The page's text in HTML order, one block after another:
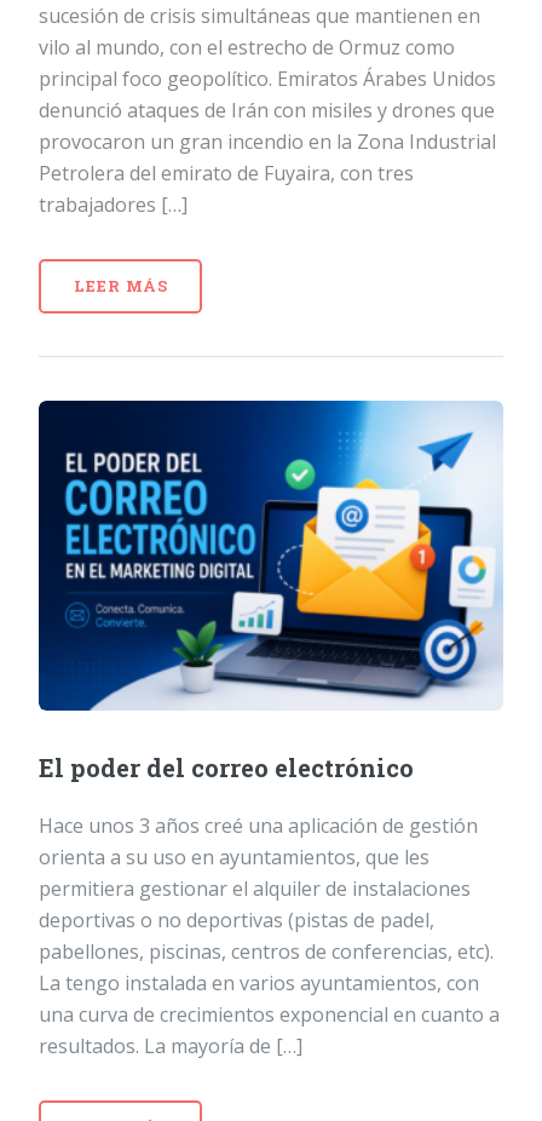
sucesión de crisis simultáneas que mantienen en
vilo al mundo, con el estrecho de Ormuz como
principal foco geopolítico. Emiratos Árabes Unidos
denunció ataques de Irán con misiles y drones que
provocaron un gran incendio en la Zona Industrial
Petrolera del emirato de Fuyaira, con tres
trabajadores […]
LEER MÁS
El poder del correo electrónico
Hace unos 3 años creé una aplicación de gestión
orienta a su uso en ayuntamientos, que les
permitiera gestionar el alquiler de instalaciones
deportivas o no deportivas (pistas de padel,
pabellones, piscinas, centros de conferencias, etc).
La tengo instalada en varios ayuntamientos, con
una curva de crecimientos exponencial en cuanto a
resultados. La mayoría de […]